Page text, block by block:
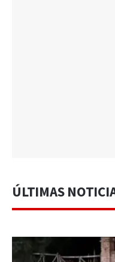
ÚLTIMAS